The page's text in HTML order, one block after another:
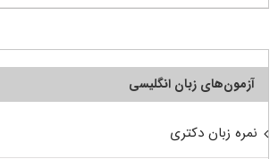
آزمون‌های زبان انگلیسی
نمره زبان دکتری